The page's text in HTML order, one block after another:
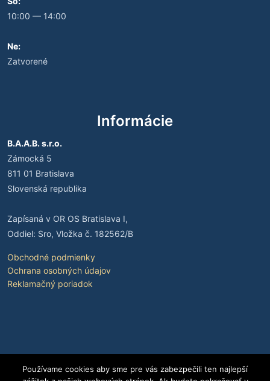
10:00 — 14:00
Ne:
Zatvorené
Informácie
B.A.A.B. s.r.o.
Zámocká 5
811 01 Bratislava
Slovenská republika
Zapísaná v OR OS Bratislava I,
Oddiel: Sro, Vložka č. 182562/B
Obchodné podmienky
Ochrana osobných údajov
Reklamačný poriadok
Používame cookies aby sme pre vás zabezpečili ten najlepší